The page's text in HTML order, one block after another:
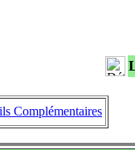
Complémentaires